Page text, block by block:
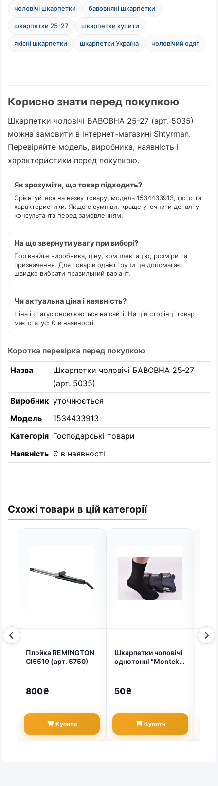
чоловічі шкарпетки бавовняні шкарпетки
шкарпетки 25-27 шкарпетки купити
якісні шкарпетки шкарпетки Україна чоловічий одяг
Корисно знати перед покупкою
Шкарпетки чоловічі БАВОВНА 25-27 (арт. 5035)
можна замовити в інтернет-магазині Shtyrman.
Перевіряйте модель, виробника, наявність і
характеристики перед покупкою.
Як зрозуміти, що товар підходить?
Орієнтуйтеся на назву товару, модель 1534433913, фото та
характеристики. Якщо є сумніви, краще уточнити деталі у
консультанта перед замовленням.
На що звернути увагу при виборі?
Порівняйте виробника, ціну, комплектацію, розміри та
призначення. Для товарів однієї групи це допомагає
швидко вибрати правильний варіант.
Чи актуальна ціна і наявність?
Ціна і статус оновлюються на сайті. На цій сторінці товар
має статус: Є в наявності.
Коротка перевірка перед покупкою
Назва
Шкарпетки чоловічі БАВОВНА 25-27
(арт. 5035)
Виробник уточнюється
Модель
1534433913
Категорія Господарські товари
Наявність Є в наявності
Схожі товари в цій категорії
Плойка REMINGTON
CI5519 (арт. 5750)
800₴
Купити
Шкарпетки чоловічі
однотонні "Monteks"
50₴
Купити